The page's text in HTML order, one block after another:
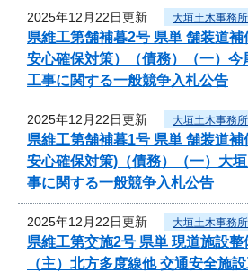
2025年12月22日更新 大垣土木事務所
県維工第舗補暮2号 県単 舗装道補
安心確保対策）（債務）（一）今
工事に関する一般競争入札公告
2025年12月22日更新 大垣土木事務所
県維工第舗補暮1号 県単 舗装道補
安心確保対策)（債務）（一）大
事に関する一般競争入札公告
2025年12月22日更新 大垣土木事務所
県維工第交施2号 県単 現道施設整
（主）北方多度線他 交通安全施